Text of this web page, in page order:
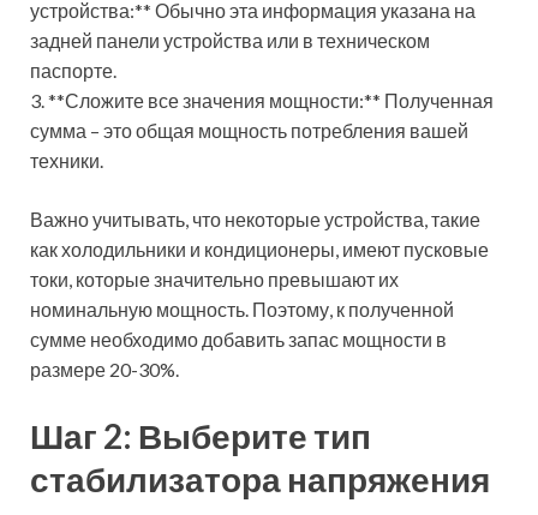
устройства:** Обычно эта информация указана на
задней панели устройства или в техническом
паспорте.
3. **Сложите все значения мощности:** Полученная
сумма – это общая мощность потребления вашей
техники.
Важно учитывать, что некоторые устройства, такие
как холодильники и кондиционеры, имеют пусковые
токи, которые значительно превышают их
номинальную мощность. Поэтому, к полученной
сумме необходимо добавить запас мощности в
размере 20-30%.
Шаг 2: Выберите тип
стабилизатора напряжения